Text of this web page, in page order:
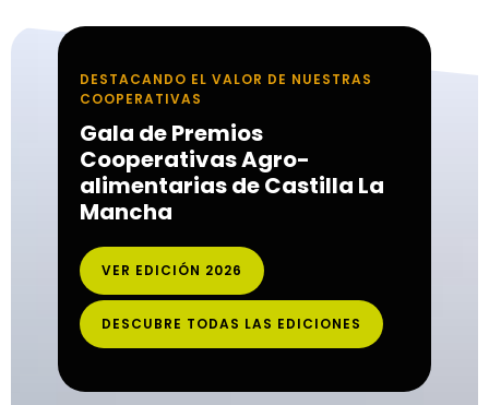
DESTACANDO EL VALOR DE NUESTRAS
COOPERATIVAS
Gala de Premios
Cooperativas Agro-
alimentarias de Castilla La
Mancha
VER EDICIÓN 2026
DESCUBRE TODAS LAS EDICIONES